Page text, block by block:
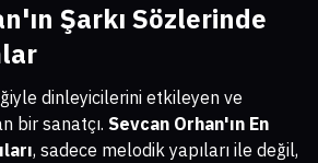
Şarkı Sözlerinde
dinleyicilerini etkileyen ve
bir sanatçı. Sevcan Orhan'ın En
, sadece melodik yapıları ile değil,